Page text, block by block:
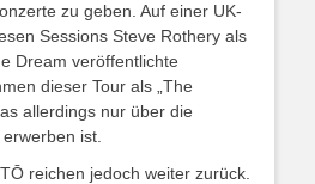
zu geben. Auf einer UK-
Sessions Steve Rothery als
Dream veröffentlichte
dieser Tour als „The
allerdings nur über die
ist.
reichen jedoch weiter zurück.